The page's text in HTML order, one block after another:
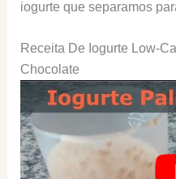
iogurte que separamos
Receita De Iogurte Low-
Chocolate